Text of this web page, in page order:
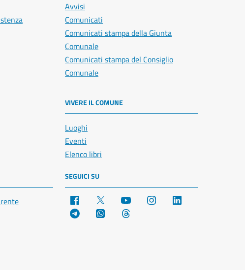
Avvisi
Comunicati
Comunicati stampa della Giunta
Comunale
Comunicati stampa del Consiglio
Comunale
VIVERE IL COMUNE
Luoghi
Eventi
Elenco libri
SEGUICI SU
Facebook YouTube Instagram
Telegram WhatsApp